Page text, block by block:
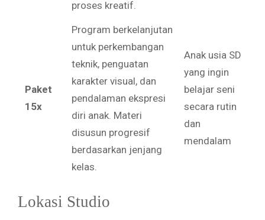
proses kreatif.
Paket
15x
Program berkelanjutan
untuk perkembangan
teknik, penguatan
karakter visual, dan
pendalaman ekspresi
diri anak. Materi
disusun progresif
berdasarkan jenjang
kelas.
Anak usia SD
yang ingin
belajar seni
secara rutin
dan
mendalam
Lokasi Studio